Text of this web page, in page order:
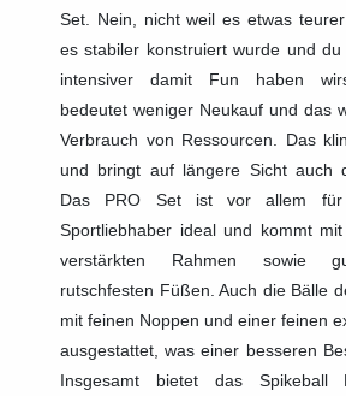
Set. Nein, nicht weil es etwas
es stabiler konstruiert wurde und
intensiver damit Fun haben
bedeutet weniger Neukauf und das
Verbrauch von Ressourcen. Das
und bringt auf längere Sicht auch
Das PRO Set ist vor allem für
Sportliebhaber ideal und kommt
verstärkten Rahmen sowie
rutschfesten Füßen. Auch die Bälle
mit feinen Noppen und einer feinen
ausgestattet, was einer besseren
Insgesamt bietet das Spikeball